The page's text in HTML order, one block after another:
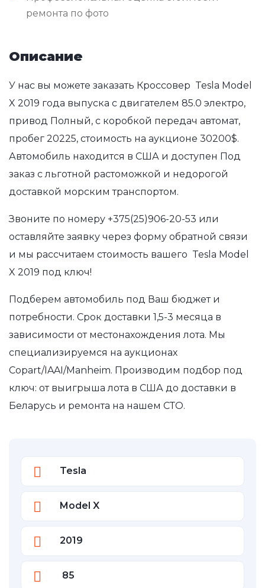
ремонта по фото
Описание
У нас вы можете заказать Кроссовер Tesla Model
X 2019 года выпуска с двигателем 85.0 электро,
привод Полный, с коробкой передач автомат,
пробег 20225, стоимость на аукционе 30200$.
Автомобиль находится в США и доступен Под
заказ с льготной растоможкой и недорогой
доставкой морским транспортом.
Звоните по номеру +375(25)906-20-53 или
оставляйте заявку через форму обратной связи
и мы рассчитаем стоимость вашего Tesla Model
X 2019 под ключ!
Подберем автомобиль под Ваш бюджет и
потребности. Срок доставки 1,5-3 месяца в
зависимости от местонахождения лота. Мы
специализируемся на аукционах
Copart/IAAI/Manheim. Производим подбор под
ключ: от выигрыша лота в США до доставки в
Беларусь и ремонта на нашем СТО.
Tesla
Model X
2019
85